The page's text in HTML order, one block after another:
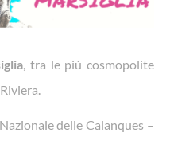
, tra le più cosmopolite
delle Calanques –